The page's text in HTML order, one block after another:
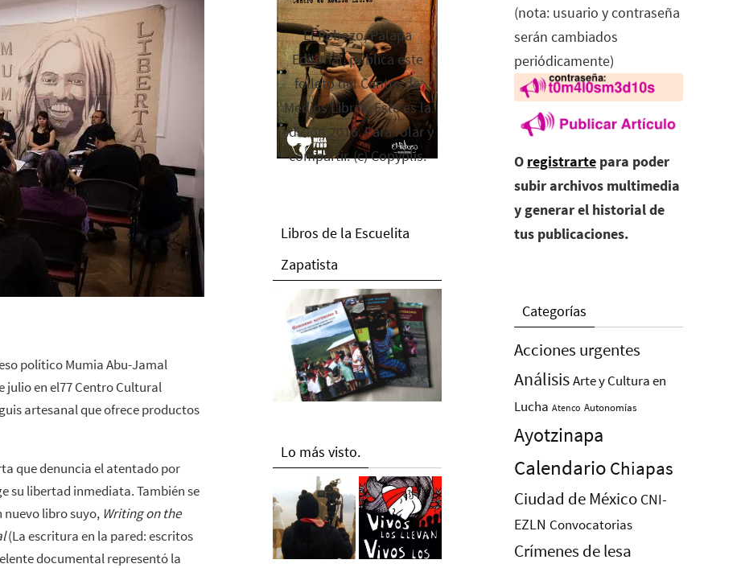
político Mumia Abu-Jamal
julio en el77 Centro Cultural
artesanal que ofrece productos
que denuncia el atentado por
su libertad inmediata. También se
nuevo libro suyo, Writing on the
(La escritura en la pared: escritos
documental representó la
El Rebozo, Palapa
Editorial, publica este
folleto del Centro de
Medios Libres. Esta es la
edición 2016. Para rolar y
compartir. (c) Copyplis.
Libros de la Escuelita
Zapatista
Lo más visto.
(nota: usuario y contraseña
serán cambiados
periódicamente)
O registrarte para poder
subir archivos multimedia
y generar el historial de
tus publicaciones.
Categorías
Acciones urgentes
AnálisisArte y Cultura en
Lucha Atenco Autonomías
Ayotzinapa
Calendario Chiapas
Ciudad de México CNI-
EZLN Convocatorias
Crímenes de lesa